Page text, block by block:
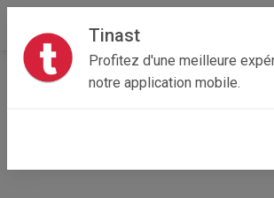
Tinast
Profitez d'une meilleure
notre application mobile.
Accueil Loisirs
Provence-Alpes-Côte